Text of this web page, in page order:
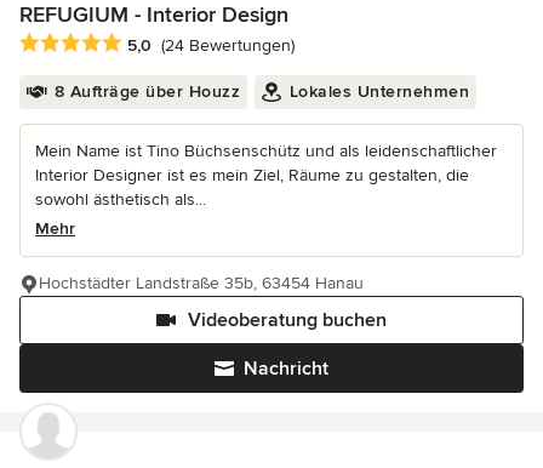
REFUGIUM - Interior Design
Durchschnittliche Bewertung: 5 von 5 Sternen
5,0 (24 Bewertungen)
8 Aufträge über Houzz Lokales Unternehmen
Mein Name ist Tino Büchsenschütz und als leidenschaftlicher
Interior Designer ist es mein Ziel, Räume zu gestalten, die
sowohl ästhetisch als...
Mehr
Nachricht
Videoberatung buchen
Hochstädter Landstraße 35b, 63454 Hanau